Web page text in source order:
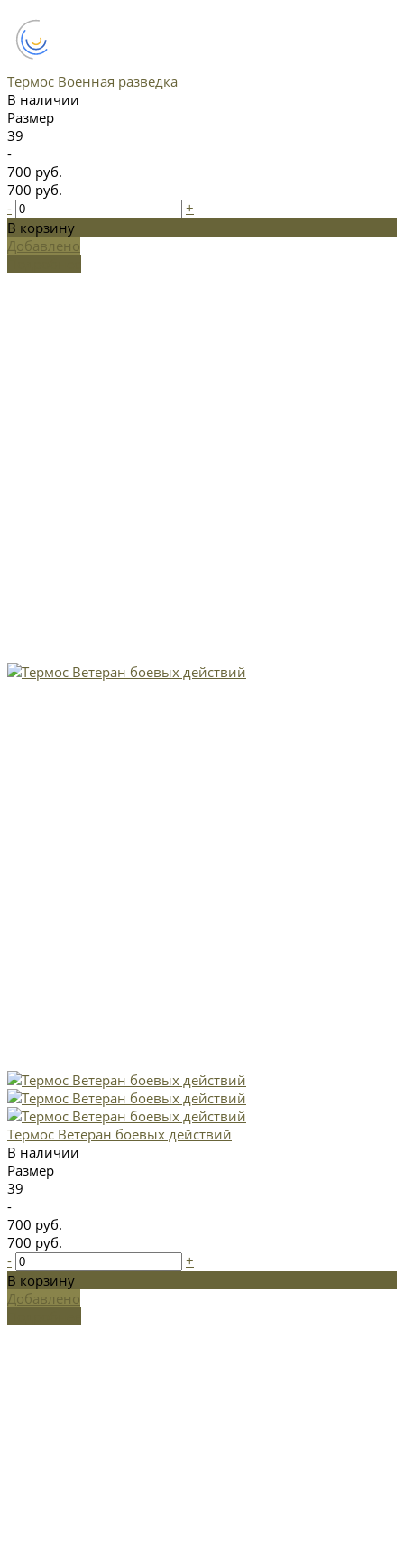
Термос Военная разведка
В наличии
Размер
39
-
700 руб.
700 руб.
-
+
В корзину
Добавлено
Термос Ветеран боевых действий
В наличии
Размер
39
-
700 руб.
700 руб.
-
+
В корзину
Добавлено